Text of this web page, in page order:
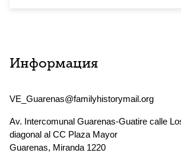
Информация
VE_Guarenas@familyhistorymail.org
Av. Intercomunal Guarenas-Guatire calle
diagonal al CC Plaza Mayor
Guarenas, Miranda 1220